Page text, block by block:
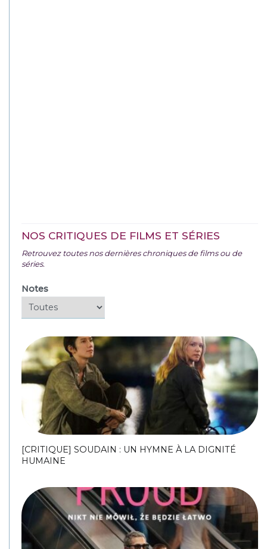
NOS CRITIQUES DE FILMS ET SÉRIES
Retrouvez toutes nos dernières chroniques de films ou de
séries.
Notes
[CRITIQUE] SOUDAIN : UN HYMNE À LA DIGNITÉ
HUMAINE